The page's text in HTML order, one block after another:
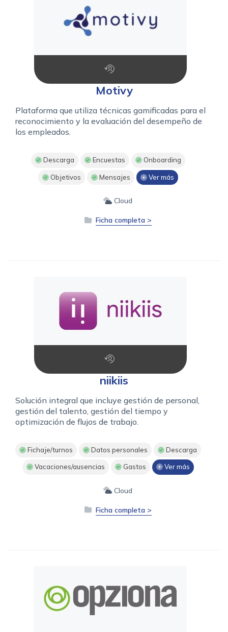
Motivy
Plataforma que utiliza técnicas gamificadas para el
reconocimiento y la evaluación del desempeño de
los empleados.
Descarga Encuestas Onboarding
Objetivos Mensajes Ver más
Cloud
Ficha completa >
niikiis
Solución integral que incluye gestión de personal,
gestión del talento, gestión del tiempo y
optimización de flujos de trabajo.
Fichaje/turnos Datos personales Descarga
Vacaciones/ausencias Gastos Ver más
Cloud
Ficha completa >